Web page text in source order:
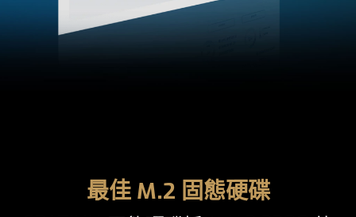
最佳 M.2 固態硬碟